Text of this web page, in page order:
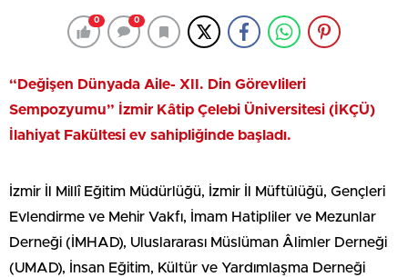
0 0
“Değişen Dünyada Aile- XII. Din Görevlileri
Sempozyumu” İzmir Kâtip Çelebi Üniversitesi (İKÇÜ)
İlahiyat Fakültesi ev sahipliğinde başladı.
İzmir İl Millî Eğitim Müdürlüğü, İzmir İl Müftülüğü, Gençleri
Evlendirme ve Mehir Vakfı, İmam Hatipliler ve Mezunlar
Derneği (İMHAD), Uluslararası Müslüman Âlimler Derneği
(UMAD), İnsan Eğitim, Kültür ve Yardımlaşma Derneği